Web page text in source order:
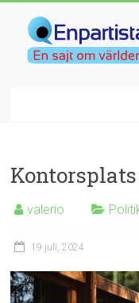
valerio
19 juli, 2024